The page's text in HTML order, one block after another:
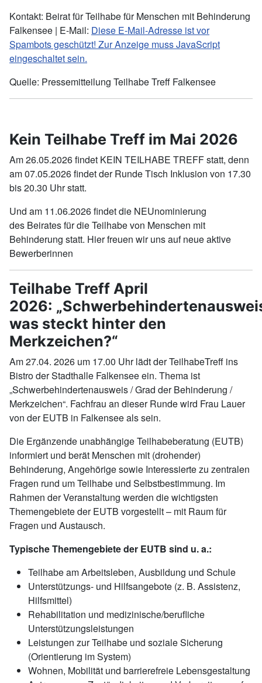
Kontakt: Beirat für Teilhabe für Menschen mit Behinderung
Falkensee | E-Mail: Diese E-Mail-Adresse ist vor
Spambots geschützt! Zur Anzeige muss JavaScript
eingeschaltet sein.
Quelle: Pressemitteilung Teilhabe Treff Falkensee
Kein Teilhabe Treff im Mai 2026
Am 26.05.2026 findet KEIN TEILHABE TREFF statt, denn
am 07.05.2026 findet der Runde Tisch Inklusion von 17.30
bis 20.30 Uhr statt.
Und am 11.06.2026 findet die NEUnominierung
des Beirates für die Teilhabe von Menschen mit
Behinderung statt. Hier freuen wir uns auf neue aktive
Bewerberinnen
Teilhabe Treff April
2026:
was steckt hinter den
Merkzeichen?“
Am 27.04. 2026 um 17.00 Uhr lädt der TeilhabeTreff ins
Bistro der Stadthalle Falkensee ein. Thema ist
„Schwerbehindertenausweis / Grad der Behinderung /
Merkzeichen“. Fachfrau an dieser Runde wird Frau Lauer
von der EUTB in Falkensee als sein.
Die Ergänzende unabhängige Teilhabeberatung (EUTB)
informiert und berät Menschen mit (drohender)
Behinderung, Angehörige sowie Interessierte zu zentralen
Fragen rund um Teilhabe und Selbstbestimmung. Im
Rahmen der Veranstaltung werden die wichtigsten
Themengebiete der EUTB vorgestellt – mit Raum für
Fragen und Austausch.
Typische Themengebiete der EUTB sind u. a.:
Teilhabe am Arbeitsleben, Ausbildung und Schule
Unterstützungs- und Hilfsangebote (z. B. Assistenz,
Hilfsmittel)
Rehabilitation und medizinische/berufliche
Unterstützungsleistungen
Leistungen zur Teilhabe und soziale Sicherung
(Orientierung im System)
Wohnen, Mobilität und barrierefreie Lebensgestaltung